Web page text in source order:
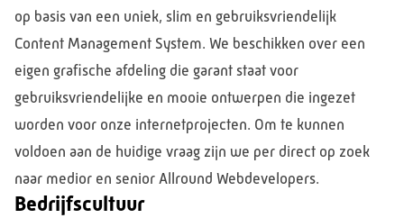
op basis van een uniek, slim en gebruiksvriendelijk
Content Management System. We beschikken over een
eigen grafische afdeling die garant staat voor
gebruiksvriendelijke en mooie ontwerpen die ingezet
worden voor onze internetprojecten. Om te kunnen
voldoen aan de huidige vraag zijn we per direct op zoek
naar medior en senior Allround Webdevelopers.
Bedrijfscultuur